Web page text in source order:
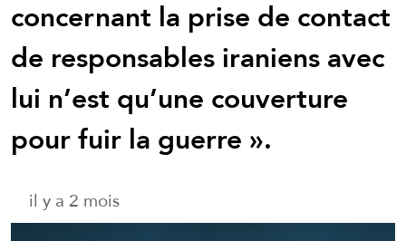
concernant la prise de contact
de responsables iraniens avec
lui n’est qu’une couverture
pour fuir la guerre ».
il y a 2 mois